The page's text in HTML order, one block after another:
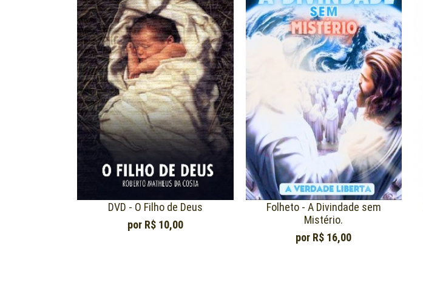
DVD - O Filho de Deus
por R$ 10,00
Folheto - A Divindade sem
Mistério.
por R$ 16,00